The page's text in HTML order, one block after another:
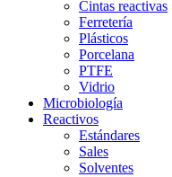
Cintas reactivas
Ferretería
Plásticos
Porcelana
PTFE
Vidrio
Microbiología
Reactivos
Estándares
Sales
Solventes